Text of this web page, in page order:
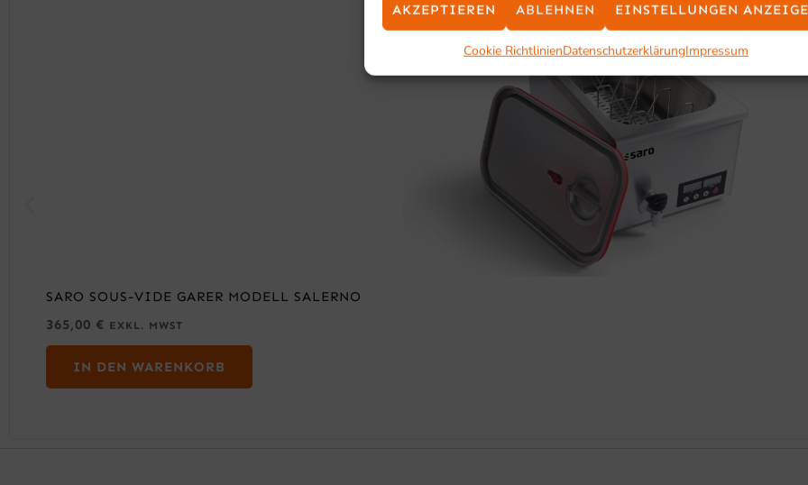
AKZEPTIEREN ABLEHNEN EINSTELLUNGEN
Cookie RichtlinienDatenschutzerklärungImpressum
SARO SOUS-VIDE GARER MODELL SALERNO
365,00 € EXKL. MWST
IN DEN WARENKORB